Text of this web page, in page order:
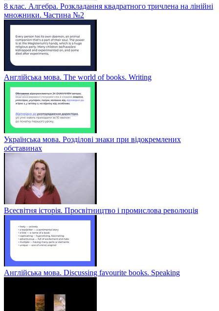
8 клас. Алгебра. Розкладання квадратного тричлена на лінійні
множники. Частина №2
Англійська мова. The world of books. Writing
Українська мова. Розділові знаки при відокремлених
обставинах
Всесвітня історія. Просвітництво і промислова революція
Англійська мова. Discussing favourite books. Speaking